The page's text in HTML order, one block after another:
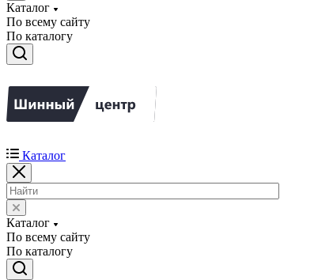
Каталог
По всему сайту
По каталогу
Каталог
Каталог
По всему сайту
По каталогу